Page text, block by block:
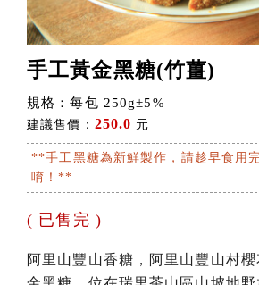
手工黃金黑糖(竹薑)
規格：每包 250g±5%
建議售價： 250.0 元
**手工黑糖為新鮮製作，請趁早食用
唷！**
( 已售完 )
阿里山豐山香糖，阿里山豐山村